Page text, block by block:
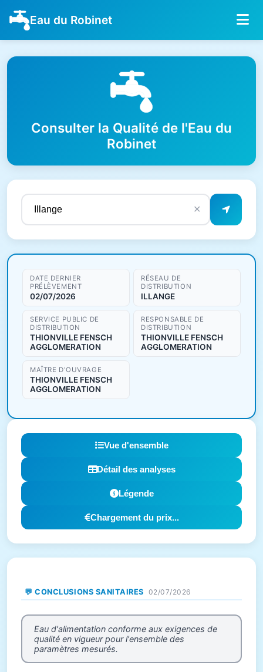
Eau du Robinet
Consulter la Qualité de l'Eau du
Robinet
✕
Résultats de qualité de l'eau
DATE DERNIER
PRÉLÈVEMENT
02/07/2026
RÉSEAU DE
DISTRIBUTION
ILLANGE
SERVICE PUBLIC DE
DISTRIBUTION
THIONVILLE FENSCH
AGGLOMERATION
RESPONSABLE DE
DISTRIBUTION
THIONVILLE FENSCH
AGGLOMERATION
MAÎTRE D'OUVRAGE
THIONVILLE FENSCH
AGGLOMERATION
Vue d'ensemble
Détail des analyses
Légende
Chargement du prix...
💬 CONCLUSIONS SANITAIRES 02/07/2026
Eau d'alimentation conforme aux exigences de
qualité en vigueur pour l'ensemble des
paramètres mesurés.